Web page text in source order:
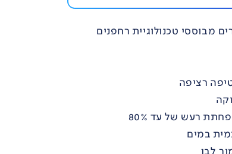
מבוססי טכנולוגיית רחפנים
רעש של עד 80%
במים
לבן